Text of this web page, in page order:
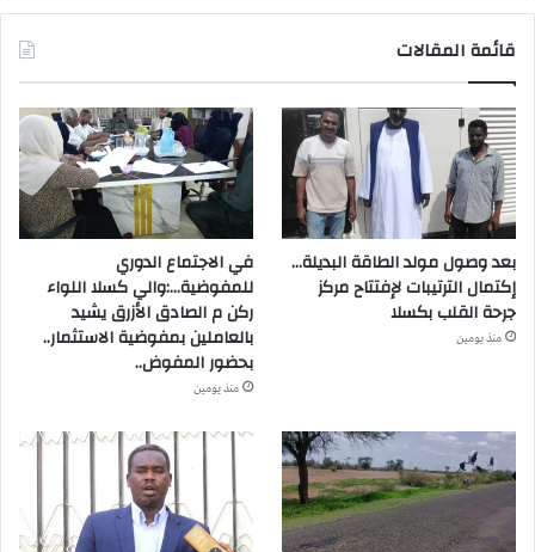
قائمة المقالات
بعد وصول مولد الطاقة البديلة…
إكتمال الترتيبات لإفتتاح مركز
جرحة القلب بكسلا
منذ يومين
في الاجتماع الدوري
للمفوضية…:والي كسلا اللواء
ركن م الصادق الأزرق يشيد
بالعاملين بمفوضية الاستثمار..
بحضور المفوض..
منذ يومين